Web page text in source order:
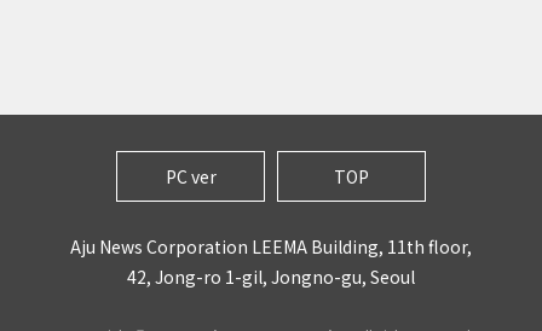
PC ver TOP
Aju News Corporation LEEMA Building, 11th floor,
42, Jong-ro 1-gil, Jongno-gu, Seoul